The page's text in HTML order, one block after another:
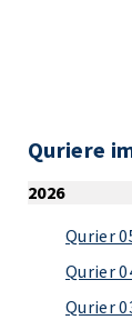
Quriere
2026
Qurier
Qurier
Qurier